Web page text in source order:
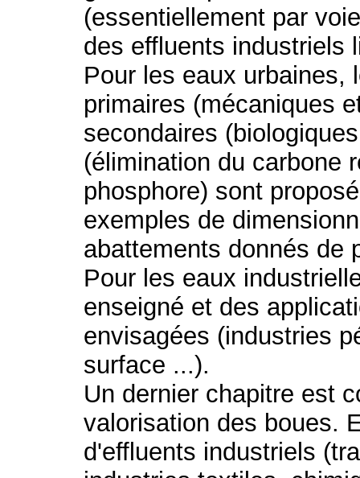
(essentiellement par
des effluents industriels
Pour les eaux urbaines,
primaires (mécaniques
secondaires
(élimination du carbone
phosphore) sont
exemples de
abattements donnés de
Pour les eaux
enseigné et des
envisagées (industries
surface ...).
Un dernier chapitre est
valorisation des boues.
d'effluents industriels